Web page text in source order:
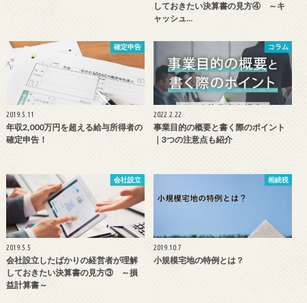
しておきたい決算書の見方④ ～キ
ャッシュ…
確定申告
2019.5.11
年収2,000万円を超える給与所得者の
確定申告！
コラム
2022.2.22
事業目的の概要と書く際のポイント
｜3つの注意点も紹介
会社設立
2019.5.5
会社設立したばかりの経営者が理解
しておきたい決算書の見方③ ～損
益計算書～
相続税
2019.10.7
小規模宅地の特例とは？